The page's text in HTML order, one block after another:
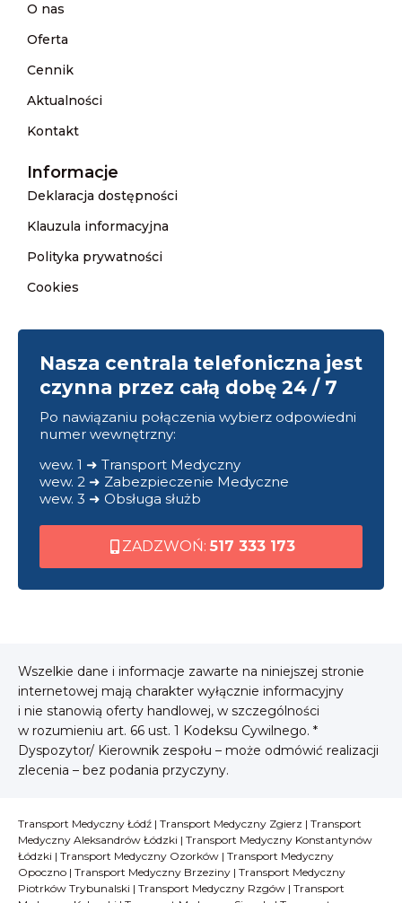
O nas
Oferta
Cennik
Aktualności
Kontakt
Informacje
Deklaracja dostępności
Klauzula informacyjna
Polityka prywatności
Cookies
Nasza centrala telefoniczna jest
czynna przez całą dobę 24 / 7
Po nawiązaniu połączenia wybierz odpowiedni
numer wewnętrzny:
wew. 1 ➜ Transport Medyczny
wew. 2 ➜ Zabezpieczenie Medyczne
wew. 3 ➜ Obsługa służb
ZADZWOŃ: 517 333 173
Wszelkie dane i informacje zawarte na niniejszej stronie
internetowej mają charakter wyłącznie informacyjny
i nie stanowią oferty handlowej, w szczególności
w rozumieniu art. 66 ust. 1 Kodeksu Cywilnego. *
Dyspozytor/ Kierownik zespołu – może odmówić realizacji
zlecenia – bez podania przyczyny.
Transport Medyczny Łódź | Transport Medyczny Zgierz | Transport
Medyczny Aleksandrów Łódzki | Transport Medyczny Konstantynów
Łódzki | Transport Medyczny Ozorków | Transport Medyczny
Opoczno | Transport Medyczny Brzeziny | Transport Medyczny
Piotrków Trybunalski | Transport Medyczny Rzgów | Transport